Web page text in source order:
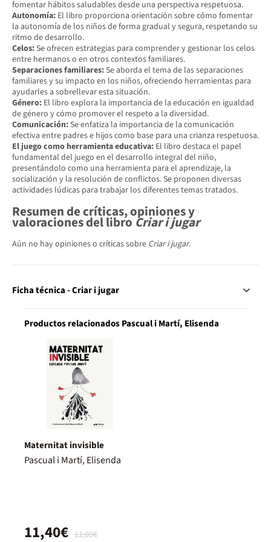
fomentar hábitos saludables desde una perspectiva respetuosa.
Autonomía: El libro proporciona orientación sobre cómo fomentar
la autonomía de los niños de forma gradual y segura, respetando su
ritmo de desarrollo.
Celos:Se ofrecen estrategias para comprender y gestionar los celos
entre hermanos o en otros contextos familiares.
Separaciones familiares:Se aborda el tema de las separaciones
familiares y su impacto en los niños, ofreciendo herramientas para
ayudarles a sobrellevar esta situación.
Género: El libro explora la importancia de la educación en igualdad
de género y cómo promover el respeto a la diversidad.
Comunicación:Se enfatiza la importancia de la comunicación
efectiva entre padres e hijos como base para una crianza respetuosa.
El juego como herramienta educativa: El libro destaca el papel
fundamental del juego en el desarrollo integral del niño,
presentándolo como una herramienta para el aprendizaje, la
socialización y la resolución de conflictos. Se proponen diversas
actividades lúdicas para trabajar los diferentes temas tratados.
Resumen de críticas, opiniones y
valoraciones del libroCriar i jugar
Aún no hay opiniones o críticas sobre Criar i jugar.
Ficha técnica - Criar i jugar
Productos relacionados Pascual i Martí, Elisenda
Maternitat invisible
Pascual i Martí, Elisenda
12,00€
11,40€